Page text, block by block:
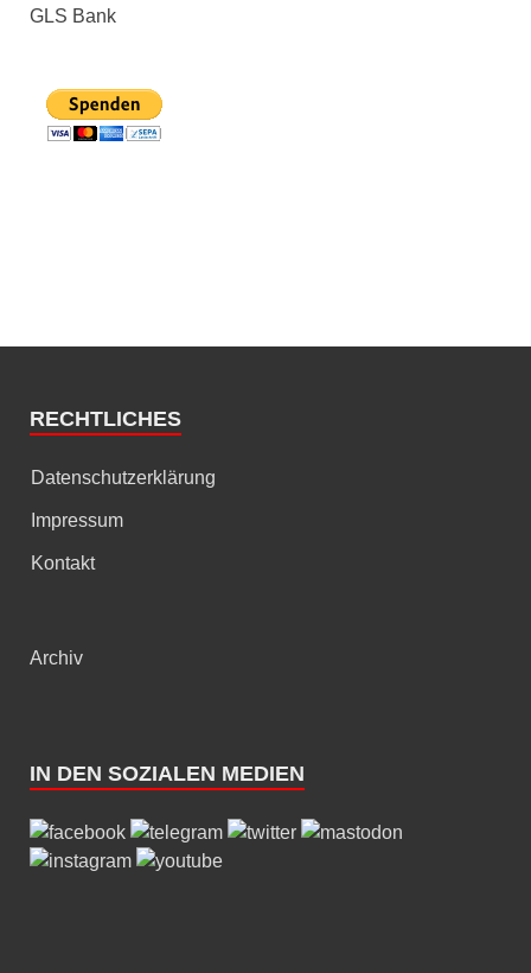
GLS Bank
RECHTLICHES
Datenschutzerklärung
Impressum
Kontakt
Archiv
IN DEN SOZIALEN MEDIEN